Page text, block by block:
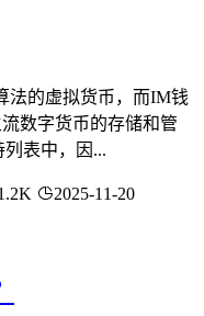
法的虚拟货币，而IM钱
数字货币的存储和管
表中，因...
2025-11-20